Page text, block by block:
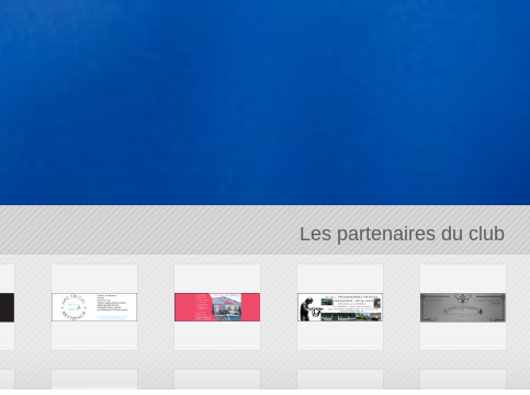
Les partenaires du club